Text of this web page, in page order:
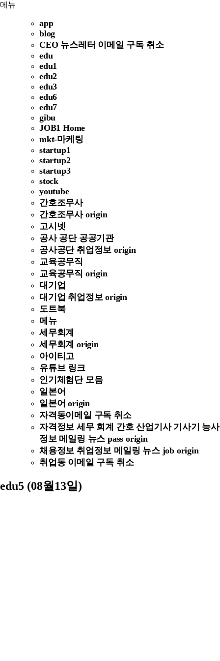
메뉴
app
blog
CEO 뉴스레터 이메일 구독 취소
edu
edu1
edu2
edu3
edu6
edu7
gibu
JOB1 Home
mkt-마케팅
startup1
startup2
startup3
stock
youtube
간호조무사
간호조무사 origin
고시넷
공사 공단 공공기관
공사공단 취업정보 origin
교육공무직
교육공무직 origin
대기업
대기업 취업정보 origin
도트북
메뉴
세무회계
세무회계 origin
아이티고
유튜브 링크
인기체험단 모음
일본어
일본어 origin
자격동이메일 구독 취소
자격정보 세무 회계 간호 산업기사 기사기 능사
정보 메일링 뉴스 pass origin
채용정보 취업정보 메일링 뉴스 job origin
취업동 이메일 구독 취소
edu5 (08월13일)